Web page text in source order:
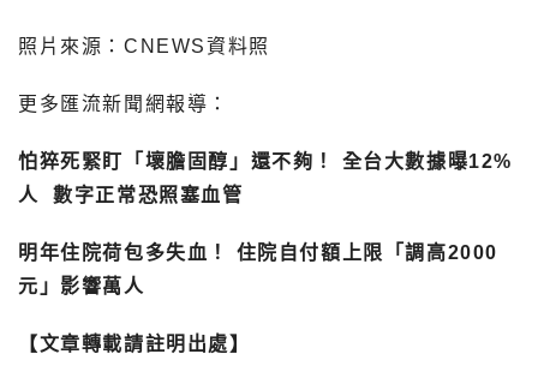
照片來源：CNEWS資料照
更多匯流新聞網報導：
怕猝死緊盯「壞膽固醇」還不夠！ 全台大數據曝12%
人 數字正常恐照塞血管
明年住院荷包多失血！ 住院自付額上限「調高2000
元」影響萬人
【文章轉載請註明出處】